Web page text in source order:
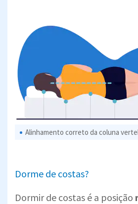
Alinhamento correto da coluna
Dorme de costas?
Dormir de costas é a posição